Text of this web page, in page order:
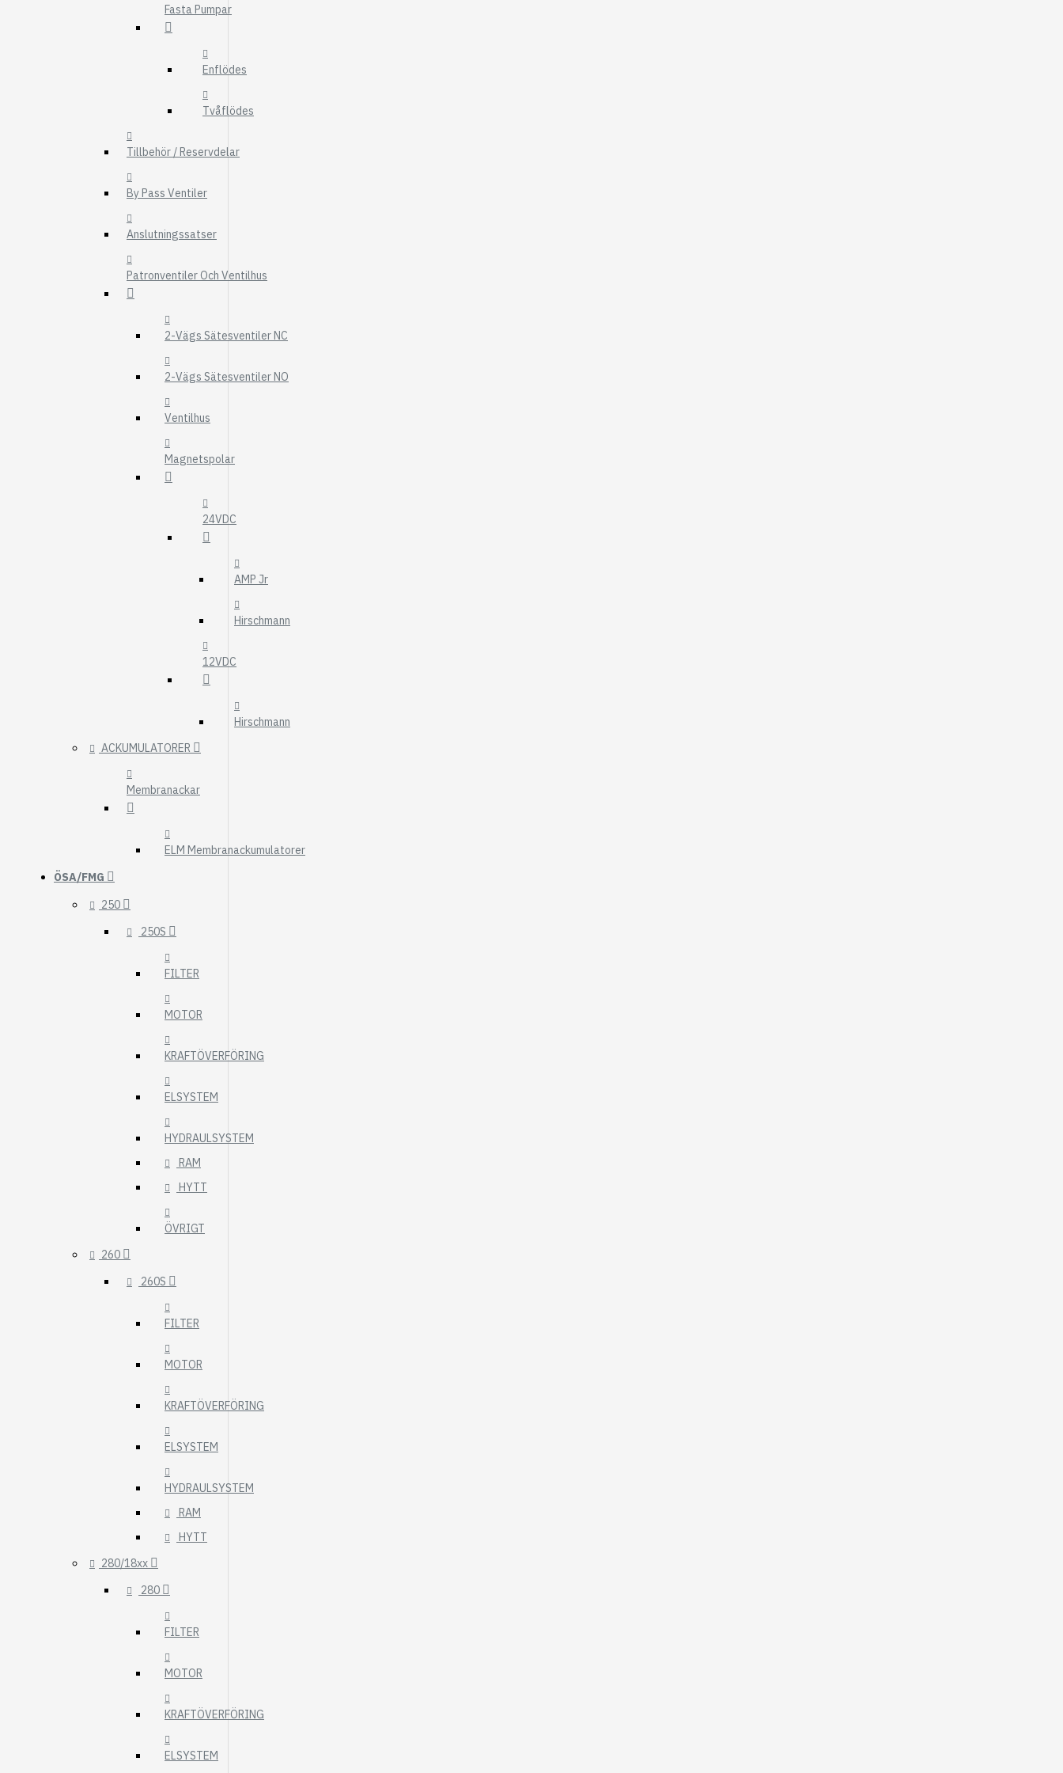
FILTER
BRÄNSLEFILTER
HYDRAULFILTER
Fasta Pumpar
Enflödes
Tvåflödes
Tillbehör / Reservdelar
By Pass Ventiler
Anslutningssatser
Patronventiler Och Ventilhus
2-Vägs Sätesventiler NC
2-Vägs Sätesventiler NO
Ventilhus
Magnetspolar
24VDC
AMP Jr
Hirschmann
12VDC
Hirschmann
ACKUMULATORER
Membranackar
ELM Membranackumulatorer
ÖSA/FMG
250
250S
FILTER
MOTOR
KRAFTÖVERFÖRING
ELSYSTEM
HYDRAULSYSTEM
RAM
HYTT
ÖVRIGT
260
260S
FILTER
MOTOR
KRAFTÖVERFÖRING
ELSYSTEM
HYDRAULSYSTEM
RAM
HYTT
280/18xx
280
FILTER
MOTOR
KRAFTÖVERFÖRING
ELSYSTEM